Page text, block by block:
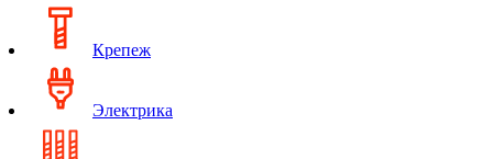
Крепеж
Электрика